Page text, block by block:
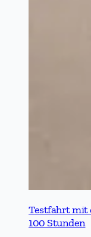
Testfahrt mit
100 Stunden